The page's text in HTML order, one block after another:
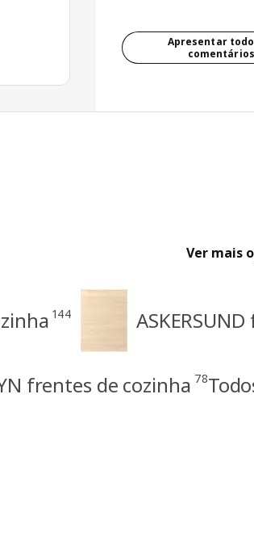
Apresentar
comentários
Ver mais
144
frentes de cozinha 78